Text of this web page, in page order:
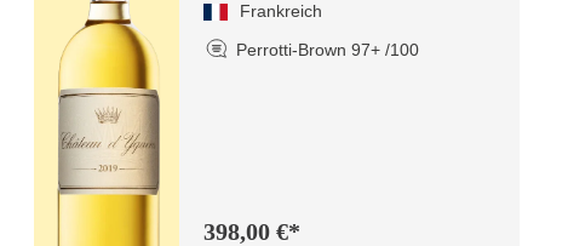
Frankreich
Perrotti-Brown 97+ /100
398,00 €*